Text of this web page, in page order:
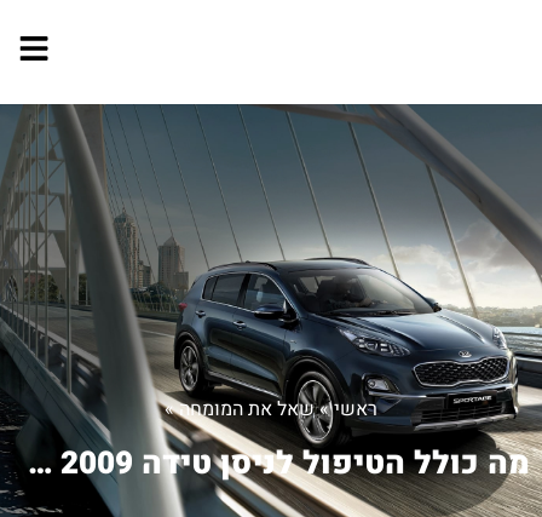
ראשי»שאל את המומחה»
מה כולל הטיפול לניסן טידה 2009 בת 5 ...